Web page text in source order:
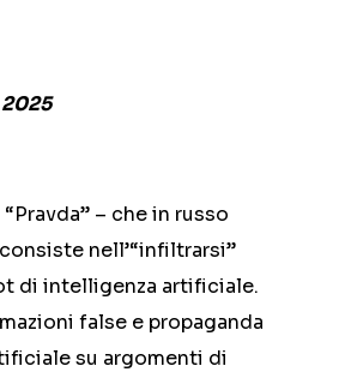
– che in russo
nell’“infiltrarsi”
di intelligenza artificiale.
false e propaganda
su argomenti di